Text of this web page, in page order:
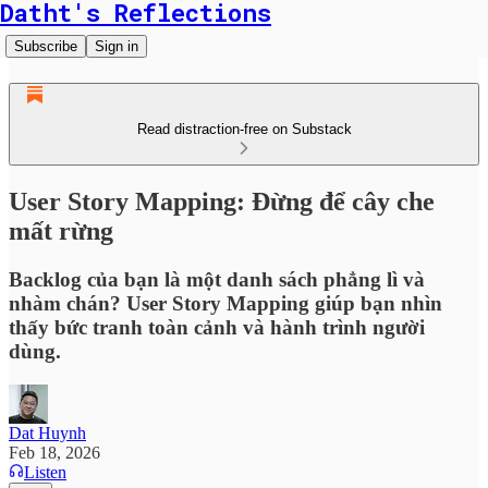
Datht's Reflections
Subscribe Sign in
Read distraction-free on Substack
User Story Mapping: Đừng để cây che
mất rừng
Backlog của bạn là một danh sách phẳng lì và
nhàm chán? User Story Mapping giúp bạn nhìn
thấy bức tranh toàn cảnh và hành trình người
dùng.
Dat Huynh
Feb 18, 2026
Listen